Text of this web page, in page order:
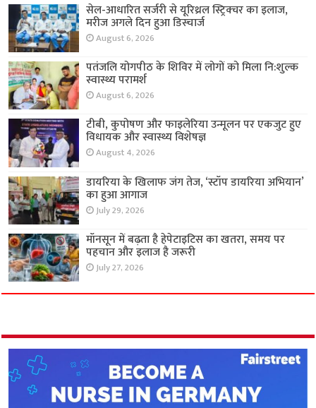
सेल-आधारित सर्जरी से यूरिथ्रल स्ट्रिक्चर का इलाज,
मरीज अगले दिन हुआ डिस्चार्ज
August 6, 2026
पतंजलि योगपीठ के शिविर में लोगों को मिला नि:शुल्क
स्वास्थ्य परामर्श
August 6, 2026
टीबी, कुपोषण और फाइलेरिया उन्मूलन पर एकजुट हुए
विधायक और स्वास्थ्य विशेषज्ञ
August 4, 2026
डायरिया के खिलाफ जंग तेज, ‘स्टॉप डायरिया अभियान’
का हुआ आगाज
July 29, 2026
मॉनसून में बढ़ता है हेपेटाइटिस का खतरा, समय पर
पहचान और इलाज है जरूरी
July 27, 2026